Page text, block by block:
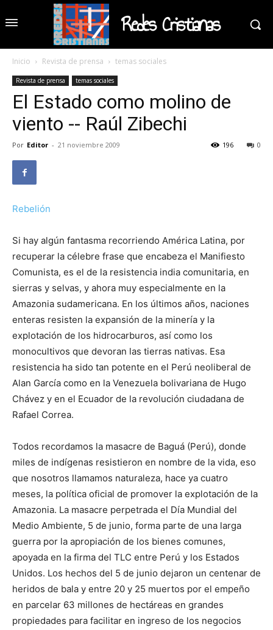
Redes Cristianas
Inicio Revista de prensa temas sociales
Revista de prensa temas sociales
El Estado como molino de
viento -- Raúl Zibechi
Por Editor - 21 noviembre 2009 0
196
Rebelión
Si hay algún fantasma recorriendo América Latina, por
recuperar la célebre frase que encabeza el Manifiesto
Comunista, es el de la resistencia india comunitaria, en
sierras y selvas, y ahora muy especialmente en la
Amazonia sudamericana. En los últimos años, naciones
enteras resisten la expansión de la minería y la
explotación de los hidrocarburos, así como los
monocultivos que devoran las tierras nativas. Esa
resistencia ha sido tan potente en el Perú neoliberal de
Alan García como en la Venezuela bolivariana de Hugo
Chávez y en el Ecuador de la revolución ciudadana de
Rafael Correa.
Todos recordamos la masacre de Baguá (Perú), donde
miles de indígenas resistieron en nombre de la vida, eso
que nosotros llamamos naturaleza, hace ya cuatro
meses, la política oficial de promover la explotación de la
Amazonia. La masacre perpetrada el Día Mundial del
Medio Ambiente, 5 de junio, forma parte de una larga
guerra por la apropiación de los bienes comunes,
apoyada en la firma del TLC entre Perú y los Estados
Unidos. Los hechos del 5 de junio dejaron un centenar de
heridos de bala y entre 20 y 25 muertos por el empeño
en parcelar 63 millones de hectáreas en grandes
propiedades para facilitar en ingreso de los negocios